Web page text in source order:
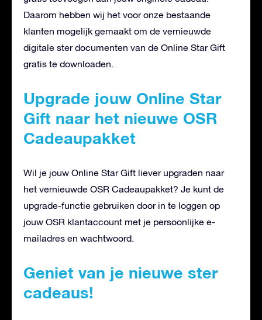
Daarom hebben wij het voor onze bestaande
klanten mogelijk gemaakt om de vernieuwde
digitale ster documenten van de Online Star Gift
gratis te downloaden.
Upgrade jouw Online Star
Gift naar het nieuwe OSR
Cadeaupakket
Wil je jouw Online Star Gift liever upgraden naar
het vernieuwde OSR Cadeaupakket? Je kunt de
upgrade-functie gebruiken door in te loggen op
jouw OSR klantaccount met je persoonlijke e-
mailadres en wachtwoord.
Geniet van je nieuwe ster
cadeaus!